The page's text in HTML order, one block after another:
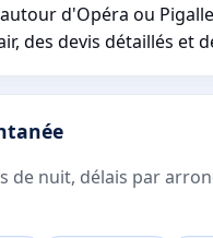
d'Opéra ou
des devis détaillés et
de nuit, délais par